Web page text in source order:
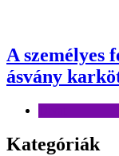
A személyes
ásvány
Kategóriák